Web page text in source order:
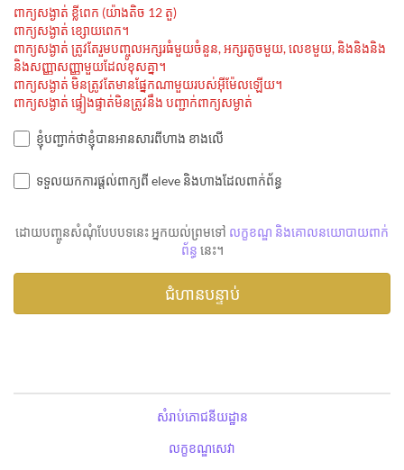
ពាក្យសង្ងាត់ ខ្លីពេក (យ៉ាងតិច 12 តួ)
ពាក្យសង្ងាត់ ខ្សោយពេក។
ពាក្យសង្ងាត់ ត្រូវតែរួមបញ្ចូលអក្សរធំមួយចំនួន, អក្សរតូចមួយ, លេខមួយ, និងនិងនិង
និងសញ្ញាសញ្ញាមួយដែលខុសគ្នា។
ពាក្យសង្ងាត់ មិនត្រូវតែមានផ្នែកណាមួយរបស់អ៊ីម៉ែលឡើយ។
ពាក្យសង្ងាត់ ផ្ទៀងផ្ទាត់មិនត្រូវនឹង បញ្ជាក់ពាក្យសម្ងាត់
ខ្ញុំបញ្ជាក់ថាខ្ញុំបានអានសារពីហាង ខាងលើ
ទទួលយកការផ្តល់ពាក្យពី eleve និងហាងដែលពាក់ព័ន្ធ
ដោយបញ្ចូនសំណុំបែបបទនេះ អ្នកយល់ព្រមទៅ លក្ខខណ្ឌ និងគោលនយោបាយពាក់
ព័ន្ធ នេះ។
សំរាប់ភោជនីយដ្ឋាន
លក្ខខណ្ឌសេវា